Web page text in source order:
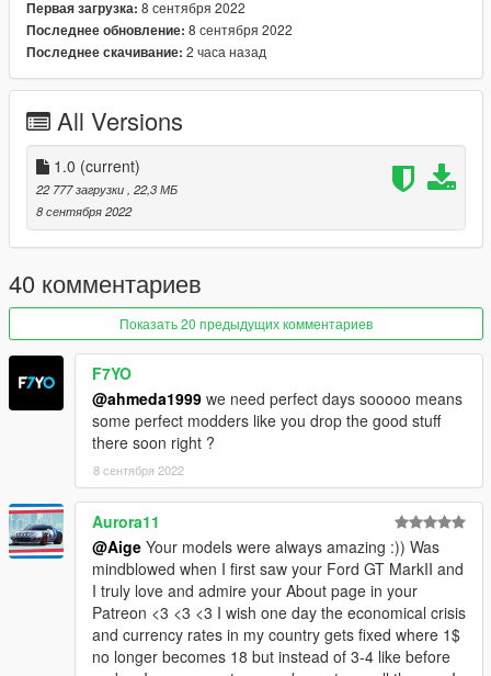
Первая загрузка: 8 сентября 2022
Последнее обновление: 8 сентября 2022
Последнее скачивание: 2 часа назад
All Versions
1.0 (current)
22 777 загрузки , 22,3 МБ
8 сентября 2022
40 комментариев
Показать 20 предыдущих комментариев
F7YO
@ahmeda1999 we need perfect days sooooo means
some perfect modders like you drop the good stuff
there soon right ?
8 сентября 2022
Aurora11
@Aige Your models were always amazing :)) Was
mindblowed when I first saw your Ford GT MarkII and
I truly love and admire your About page in your
Patreon <3 <3 <3 I wish one day the economical crisis
and currency rates in my country gets fixed where 1$
no longer becomes 18 but instead of 3-4 like before